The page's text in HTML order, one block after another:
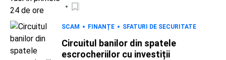
SCAM FINANȚE SFATURI DE SECURITATE
Circuitul banilor din spatele
escrocheriilor cu investiții